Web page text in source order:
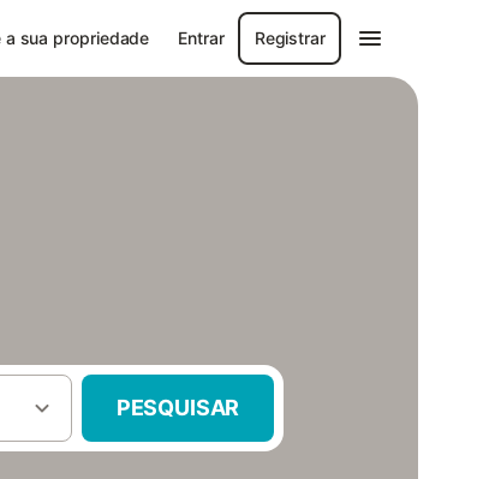
a sua propriedade Entrar Registrar
PESQUISAR